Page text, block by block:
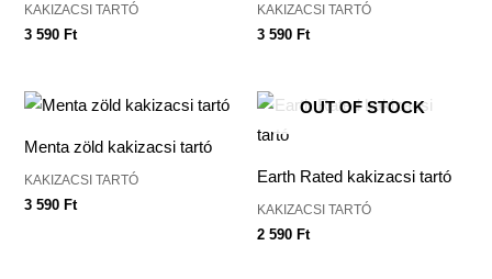
KAKIZACSI TARTÓ
3 590 Ft
KAKIZACSI TARTÓ
3 590 Ft
Menta zöld kakizacsi tartó
KAKIZACSI TARTÓ
3 590 Ft
OUT OF STOCK
Earth Rated kakizacsi tartó
KAKIZACSI TARTÓ
2 590 Ft